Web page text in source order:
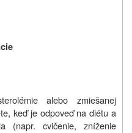
alebo zmiešanej
keď je odpoveď na diétu a
(napr. cvičenie, zníženie